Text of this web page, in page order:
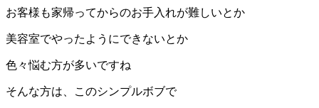
お客様も家帰ってからのお手入れが難しいとか
美容室でやったようにできないとか
色々悩む方が多いですね
そんな方は、このシンプルボブで